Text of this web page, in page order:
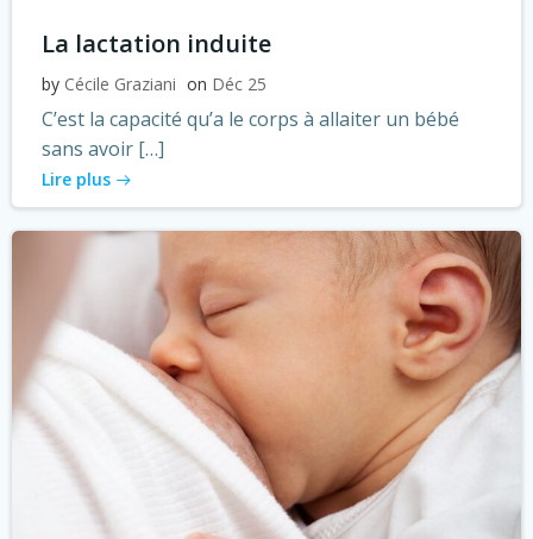
La lactation induite
by Cécile Graziani on Déc 25
C’est la capacité qu’a le corps à allaiter un bébé
sans avoir […]
Lire plus